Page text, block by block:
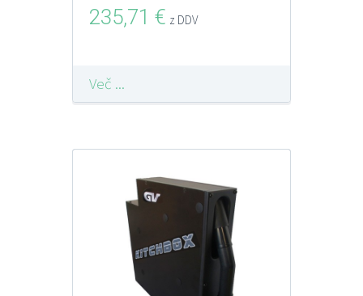
235,71 € z DDV
Več ...